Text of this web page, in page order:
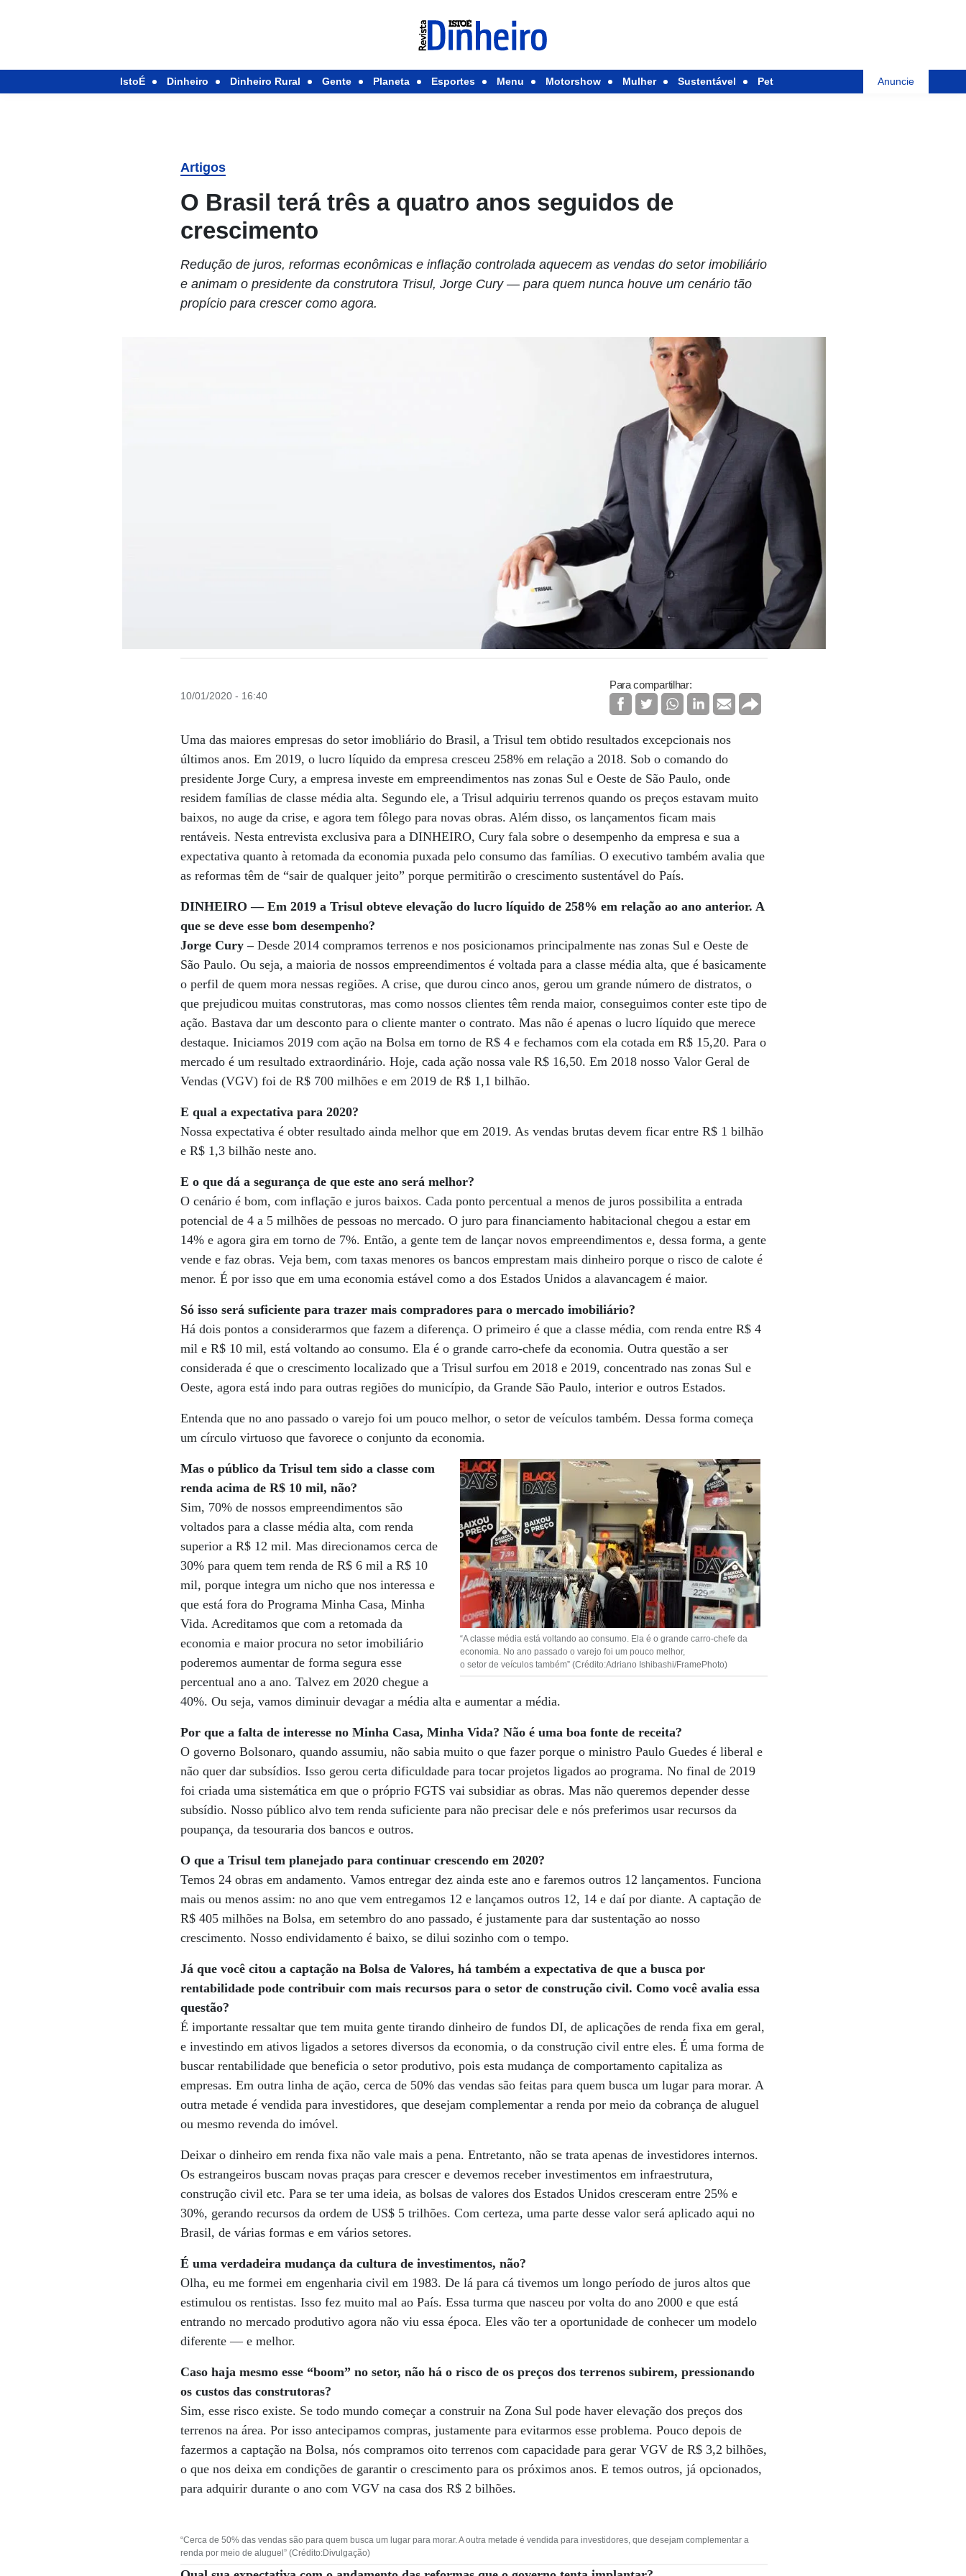
IstoÉ Dinheiro Dinheiro Rural Gente Planeta Esportes Menu Motorshow Mulher Sustentável Pet Anuncie
Artigos
O Brasil terá três a quatro anos seguidos de
crescimento
Redução de juros, reformas econômicas e inflação controlada aquecem as vendas do setor imobiliário
e animam o presidente da construtora Trisul, Jorge Cury — para quem nunca houve um cenário tão
propício para crescer como agora.
10/01/2020 - 16:40
Para compartilhar:
Uma das maiores empresas do setor imobliário do Brasil, a Trisul tem obtido resultados excepcionais nos
últimos anos. Em 2019, o lucro líquido da empresa cresceu 258% em relação a 2018. Sob o comando do
presidente Jorge Cury, a empresa investe em empreendimentos nas zonas Sul e Oeste de São Paulo, onde
residem famílias de classe média alta. Segundo ele, a Trisul adquiriu terrenos quando os preços estavam muito
baixos, no auge da crise, e agora tem fôlego para novas obras. Além disso, os lançamentos ficam mais
rentáveis. Nesta entrevista exclusiva para a DINHEIRO, Cury fala sobre o desempenho da empresa e sua a
expectativa quanto à retomada da economia puxada pelo consumo das famílias. O executivo também avalia que
as reformas têm de “sair de qualquer jeito” porque permitirão o crescimento sustentável do País.
DINHEIRO ­— Em 2019 a Trisul obteve elevação do lucro líquido de 258% em relação ao ano anterior. A
que se deve esse bom desempenho?
Jorge Cury –Desde 2014 compramos terrenos e nos posicionamos principalmente nas zonas Sul e Oeste de
São Paulo. Ou seja, a maioria de nossos empreendimentos é voltada para a classe média alta, que é basicamente
o perfil de quem mora nessas regiões. A crise, que durou cinco anos, gerou um grande número de distratos, o
que prejudicou muitas construtoras, mas como nossos clientes têm renda maior, conseguimos conter este tipo de
ação. Bastava dar um desconto para o cliente manter o contrato. Mas não é apenas o lucro líquido que merece
destaque. Iniciamos 2019 com ação na Bolsa em torno de R$ 4 e fechamos com ela cotada em R$ 15,20. Para o
mercado é um resultado extraordinário. Hoje, cada ação nossa vale R$ 16,50. Em 2018 nosso Valor Geral de
Vendas (VGV) foi de R$ 700 milhões e em 2019 de R$ 1,1 bilhão.
E qual a expectativa para 2020?
Nossa expectativa é obter resultado ainda melhor que em 2019. As vendas brutas devem ficar entre R$ 1 bilhão
e R$ 1,3 bilhão neste ano.
E o que dá a segurança de que este ano será melhor?
O cenário é bom, com inflação e juros baixos. Cada ponto percentual a menos de juros possibilita a entrada
potencial de 4 a 5 milhões de pessoas no mercado. O juro para financiamento habitacional chegou a estar em
14% e agora gira em torno de 7%. Então, a gente tem de lançar novos empreendimentos e, dessa forma, a gente
vende e faz obras. Veja bem, com taxas menores os bancos emprestam mais dinheiro porque o risco de calote é
menor. É por isso que em uma economia estável como a dos Estados Unidos a alavancagem é maior.
Só isso será suficiente para trazer mais compradores para o mercado imobiliário?
Há dois pontos a considerarmos que fazem a diferença. O primeiro é que a classe média, com renda entre R$ 4
mil e R$ 10 mil, está voltando ao consumo. Ela é o grande carro-chefe da economia. Outra questão a ser
considerada é que o crescimento localizado que a Trisul surfou em 2018 e 2019, concentrado nas zonas Sul e
Oeste, agora está indo para outras regiões do município, da Grande São Paulo, interior e outros Estados.
Entenda que no ano passado o varejo foi um pouco melhor, o setor de veículos também. Dessa forma começa
um círculo virtuoso que favorece o conjunto da economia.
“A classe média está voltando ao consumo. Ela é o grande carro-chefe da
economia. No ano passado o varejo foi um pouco melhor,
o setor de veículos também” (Crédito:Adriano Ishibashi/FramePhoto)
Mas o público da Trisul tem sido a classe com
renda acima de R$ 10 mil, não?
Sim, 70% de nossos empreendimentos são
voltados para a classe média alta, com renda
superior a R$ 12 mil. Mas direcionamos cerca de
30% para quem tem renda de R$ 6 mil a R$ 10
mil, porque integra um nicho que nos interessa e
que está fora do Programa Minha Casa, Minha
Vida. Acreditamos que com a retomada da
economia e maior procura no setor imobiliário
poderemos aumentar de forma segura esse
percentual ano a ano. Talvez em 2020 chegue a
40%. Ou seja, vamos diminuir devagar a média alta e aumentar a média.
Por que a falta de interesse no Minha Casa, Minha Vida? Não é uma boa fonte de receita?
O governo Bolsonaro, quando assumiu, não sabia muito o que fazer porque o ministro Paulo Guedes é liberal e
não quer dar subsídios. Isso gerou certa dificuldade para tocar projetos ligados ao programa. No final de 2019
foi criada uma sistemática em que o próprio FGTS vai subsidiar as obras. Mas não queremos depender desse
subsídio. Nosso público alvo tem renda suficiente para não precisar dele e nós preferimos usar recursos da
poupança, da tesouraria dos bancos e outros.
O que a Trisul tem planejado para continuar crescendo em 2020?
Temos 24 obras em andamento. Vamos entregar dez ainda este ano e faremos outros 12 lançamentos. Funciona
mais ou menos assim: no ano que vem entregamos 12 e lançamos outros 12, 14 e daí por diante. A captação de
R$ 405 milhões na Bolsa, em setembro do ano passado, é justamente para dar sustentação ao nosso
crescimento. Nosso endividamento é baixo, se dilui sozinho com o tempo.
Já que você citou a captação na Bolsa de Valores, há também a expectativa de que a busca por
rentabilidade pode contribuir com mais recursos para o setor de construção civil. Como você avalia essa
questão?
É importante ressaltar que tem muita gente tirando dinheiro de fundos DI, de aplicações de renda fixa em geral,
e investindo em ativos ligados a setores diversos da economia, o da construção civil entre eles. É uma forma de
buscar rentabilidade que beneficia o setor produtivo, pois esta mudança de comportamento capitaliza as
empresas. Em outra linha de ação, cerca de 50% das vendas são feitas para quem busca um lugar para morar. A
outra metade é vendida para investidores, que desejam complementar a renda por meio da cobrança de aluguel
ou mesmo revenda do imóvel.
Deixar o dinheiro em renda fixa não vale mais a pena. Entretanto, não se trata apenas de investidores internos.
Os estrangeiros buscam novas praças para crescer e devemos receber investimentos em infraestrutura,
construção civil etc. Para se ter uma ideia, as bolsas de valores dos Estados Unidos cresceram entre 25% e
30%, gerando recursos da ordem de US$ 5 trilhões. Com certeza, uma parte desse valor será aplicado aqui no
Brasil, de várias formas e em vários setores.
É uma verdadeira mudança da cultura de investimentos, não?
Olha, eu me formei em engenharia civil em 1983. De lá para cá tivemos um longo período de juros altos que
estimulou os rentistas. Isso fez muito mal ao País. Essa turma que nasceu por volta do ano 2000 e que está
entrando no mercado produtivo agora não viu essa época. Eles vão ter a oportunidade de conhecer um modelo
diferente — e melhor.
Caso haja mesmo esse “boom” no setor, não há o risco de os preços dos terrenos subirem, pressionando
os custos das construtoras?
Sim, esse risco existe. Se todo mundo começar a construir na Zona Sul pode haver elevação dos preços dos
terrenos na área. Por isso antecipamos compras, justamente para evitarmos esse problema. Pouco depois de
fazermos a captação na Bolsa, nós compramos oito terrenos com capacidade para gerar VGV de R$ 3,2 bilhões,
o que nos deixa em condições de garantir o crescimento para os próximos anos. E temos outros, já opcionados,
para adquirir durante o ano com VGV na casa dos R$ 2 bilhões.
“Cerca de 50% das vendas são para quem busca um lugar para morar. A outra metade é vendida para investidores, que desejam complementar a
renda por meio de aluguel” (Crédito:Divulgação)